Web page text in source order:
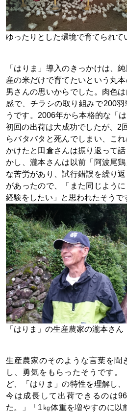
ゆったりとした環境で育てられて
「はりま」導入のきっかけは、
産の米だけで育てたいという丸
男さんの思いからでした。肉色
感で、チラシの取り組みで200
うです。2006年から本格的な「
初回の出荷は大成功でしたが、2
らバタバタと死んでしまい、こ
かけたと田倉さんは振り返って
かし、瀧本さんは以前「阿波尾
な苦労があり、試行錯誤を繰り
があったので、「また同じよう
経験をしたい」と思われたそうで
「はりま」の生産農家の瀧本さん
生産農家のそのような言葉を聞
し、勇気をもらったそうです。
ど、「はりま」の特性を理解し
今は成長して出荷できるのは
た。」「1㎏体重を増やすのに以